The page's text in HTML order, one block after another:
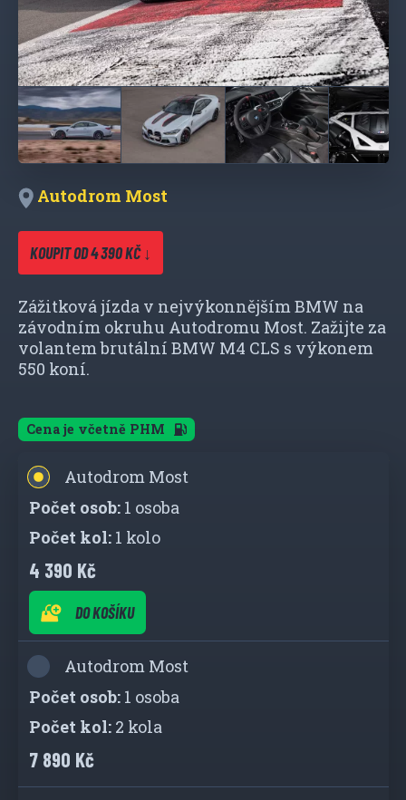
Autodrom Most
KOUPIT OD 4 390 KČ ↓
Zážitková jízda v nejvýkonnějším BMW na
závodním okruhu Autodromu Most. Zažijte za
volantem brutální BMW M4 CLS s výkonem
550 koní.
Cena je včetně PHM
Autodrom Most
1 osoba
1 kolo
4 390 Kč
DO KOŠÍKU
Autodrom Most
1 osoba
2 kola
7 890 Kč